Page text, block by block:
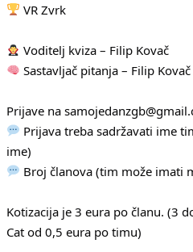
VR Zvrk
Voditelj kviza – Filip Kovač
Sastavljač pitanja – Filip Kovač
Prijave na
Prijava treba sadržavati ime
ime)
Broj članova (tim može imati
Kotizacija je 3 eura po članu. (3
Cat od 0,5 eura po timu)